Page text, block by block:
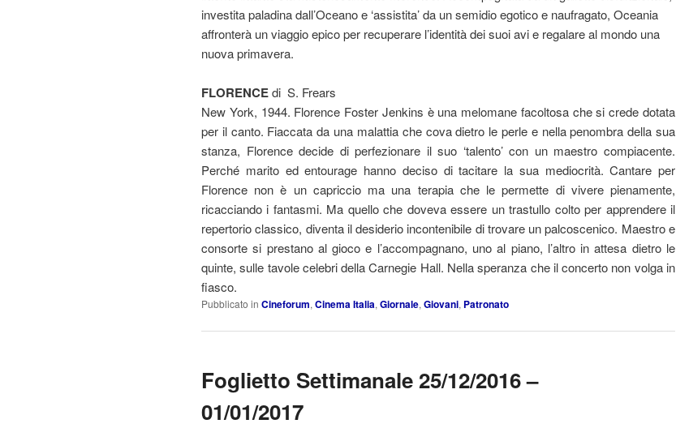
investita paladina dall’Oceano e ‘assistita’ da un semidio egotico e naufragato, Oceania
affronterà un viaggio epico per recuperare l’identità dei suoi avi e regalare al mondo una
nuova primavera.
FLORENCEdi S. Frears
New York, 1944. Florence Foster Jenkins è una melomane facoltosa che si crede dotata
per il canto. Fiaccata da una malattia che cova dietro le perle e nella penombra della sua
stanza, Florence decide di perfezionare il suo ‘talento’ con un maestro compiacente.
Perché marito ed entourage hanno deciso di tacitare la sua mediocrità. Cantare per
Florence non è un capriccio ma una terapia che le permette di vivere pienamente,
ricacciando i fantasmi. Ma quello che doveva essere un trastullo colto per apprendere il
repertorio classico, diventa il desiderio incontenibile di trovare un palcoscenico. Maestro e
consorte si prestano al gioco e l’accompagnano, uno al piano, l’altro in attesa dietro le
quinte, sulle tavole celebri della Carnegie Hall. Nella speranza che il concerto non volga in
fiasco.
Pubblicato in Cineforum, Cinema Italia, Giornale, Giovani, Patronato
Foglietto Settimanale 25/12/2016 –
01/01/2017